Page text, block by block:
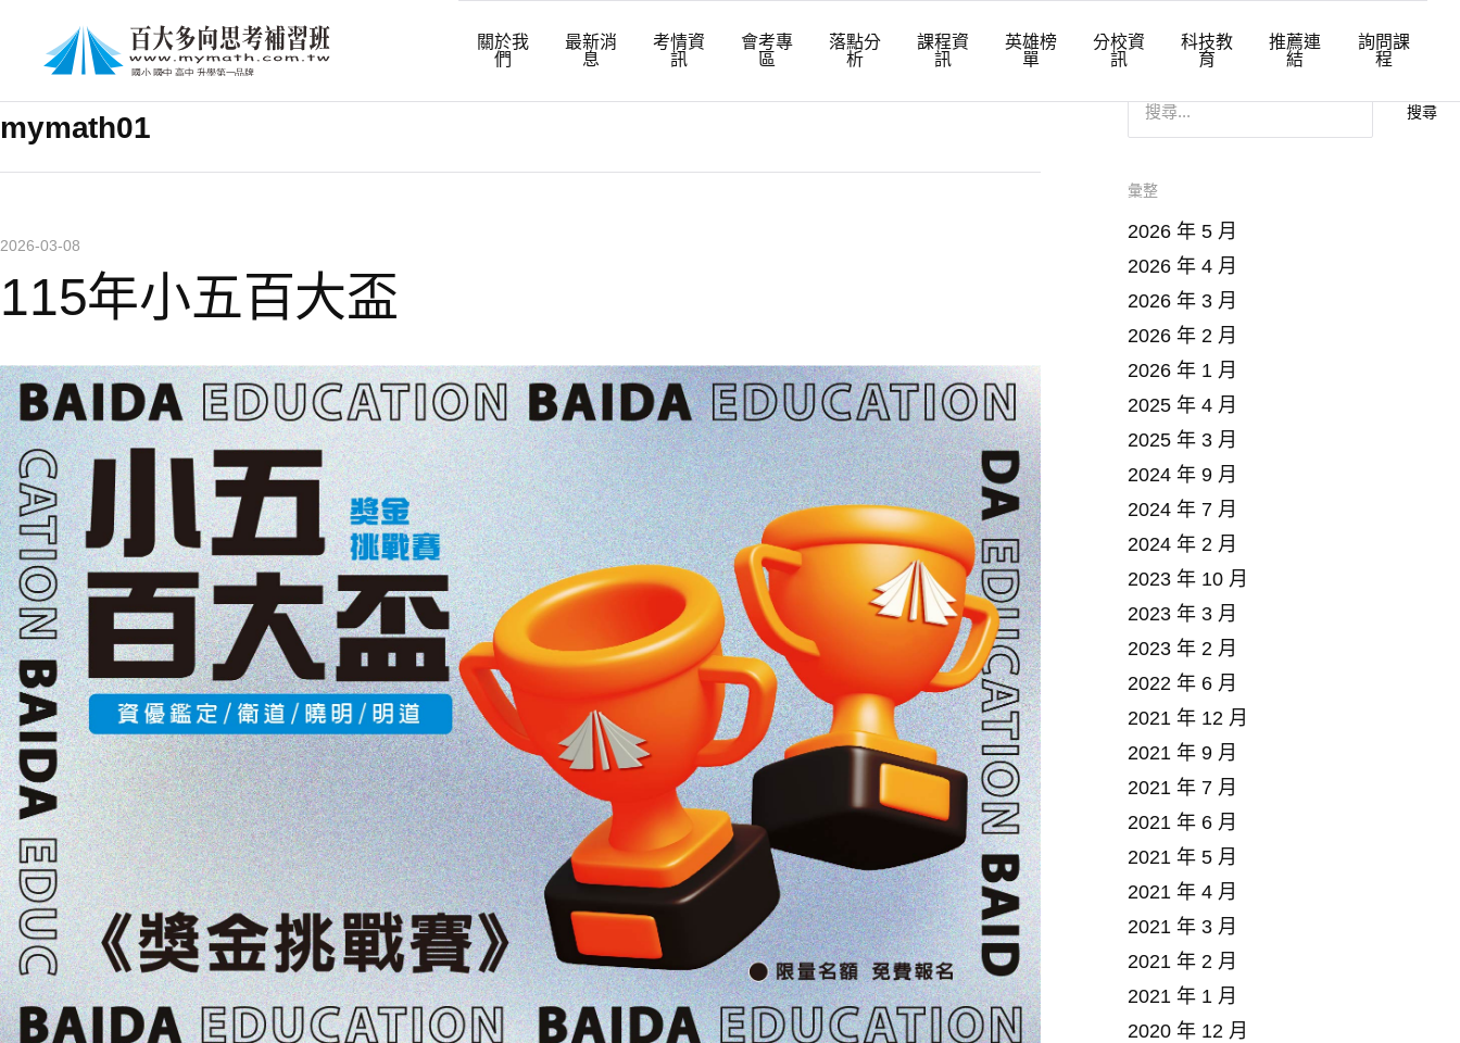
關於我
們
最新消
息
考情資
訊
會考專
區
落點分
析
課程資
訊
英雄榜
單
分校資
訊
科技教
育
推薦連
結
詢問課
程
mymath01
2026-03-08
115年小五百大盃
尋
鍵
彙整
2026 年 5 月
2026 年 4 月
2026 年 3 月
2026 年 2 月
2026 年 1 月
2025 年 4 月
2025 年 3 月
2024 年 9 月
2024 年 7 月
2024 年 2 月
2023 年 10 月
2023 年 3 月
2023 年 2 月
2022 年 6 月
2021 年 12 月
2021 年 9 月
2021 年 7 月
2021 年 6 月
2021 年 5 月
2021 年 4 月
2021 年 3 月
2021 年 2 月
2021 年 1 月
2020 年 12 月